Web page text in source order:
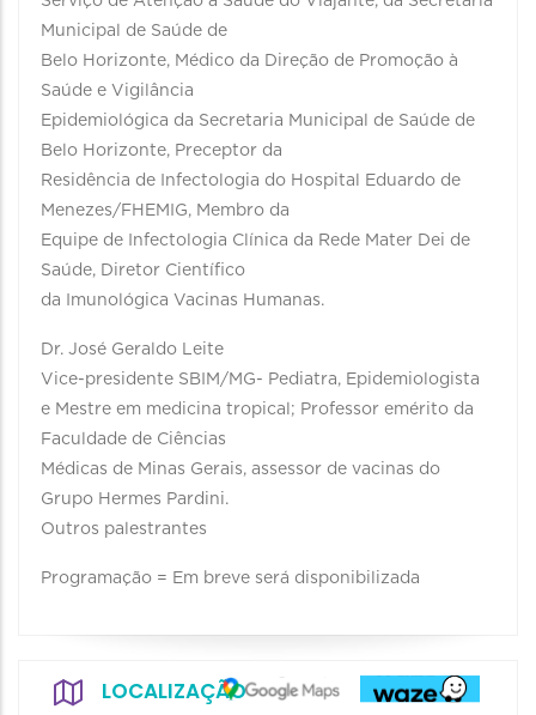
Municipal de Saúde de
Belo Horizonte, Médico da Direção de Promoção à
Saúde e Vigilância
Epidemiológica da Secretaria Municipal de Saúde de
Belo Horizonte, Preceptor da
Residência de Infectologia do Hospital Eduardo de
Menezes/FHEMIG, Membro da
Equipe de Infectologia Clínica da Rede Mater Dei de
Saúde, Diretor Científico
da Imunológica Vacinas Humanas.
Dr. José Geraldo Leite
Vice-presidente SBIM/MG- Pediatra, Epidemiologista
e Mestre em medicina tropical; Professor emérito da
Faculdade de Ciências
Médicas de Minas Gerais, assessor de vacinas do
Grupo Hermes Pardini.
Outros palestrantes
Programação = Em breve será disponibilizada
LOCALIZAÇÃO